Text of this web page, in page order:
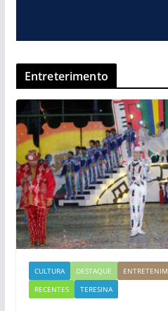
Entreterimento
CULTURA DESTAQUE
RECENTES
TERESINA